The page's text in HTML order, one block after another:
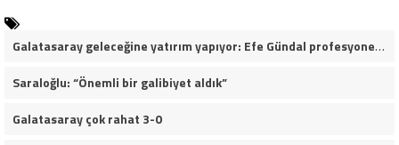
Galatasaray geleceğine yatırım yapıyor: Efe Gündal profesyonel sözleşmeye çok yakın
Saraloğlu: “Önemli bir galibiyet aldık”
Galatasaray çok rahat 3-0